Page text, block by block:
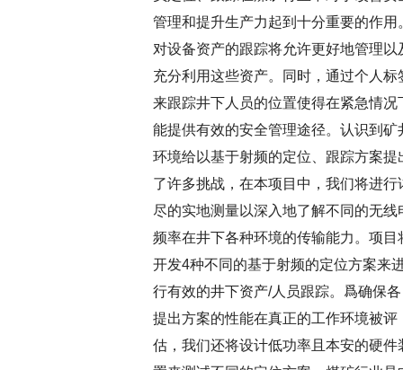
管理和提升生产力起到十分重要的作用
对设备资产的跟踪将允许更好地管理以
充分利用这些资产。同时，通过个人标
来跟踪井下人员的位置使得在紧急情况
能提供有效的安全管理途径。认识到矿
环境给以基于射频的定位、跟踪方案提
了许多挑战，在本项目中，我们将进行
尽的实地测量以深入地了解不同的无线
频率在井下各种环境的传输能力。项目
开发4种不同的基于射频的定位方案来
行有效的井下资产/人员跟踪。爲确保各
提出方案的性能在真正的工作环境被评
估，我们还将设计低功率且本安的硬件